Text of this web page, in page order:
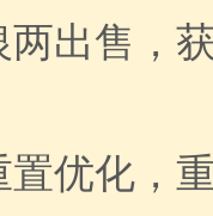
两出售，
置优化，